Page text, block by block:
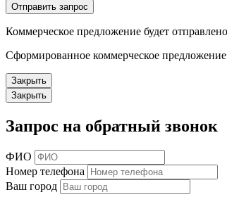
Отправить запрос
Коммерческое предложение будет
Сформированное коммерческое
Закрыть
Закрыть
Запрос на обратный звонок
ФИО
Номер телефона
Ваш город